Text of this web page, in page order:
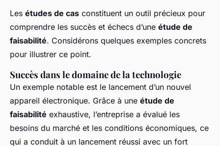
Les études de cas constituent un outil précieux pour
comprendre les succès et échecs d’une étude de
faisabilité. Considérons quelques exemples concrets
pour illustrer ce point.
Succès dans le domaine de la technologie
Un exemple notable est le lancement d’un nouvel
appareil électronique. Grâce à une étude de
faisabilité exhaustive, l’entreprise a évalué les
besoins du marché et les conditions économiques, ce
qui a conduit à un lancement réussi avec un fort